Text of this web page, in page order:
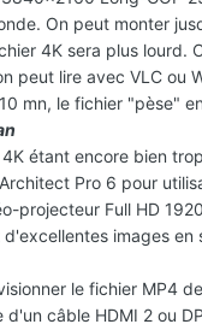
On peut monter
4K sera plus lourd.
peut lire avec VLC ou
mn, le fichier "pèse"
étant encore bien
Pro 6 pour
projecteur Full HD
images en
le fichier MP4
d'un câble HDMI 2 ou